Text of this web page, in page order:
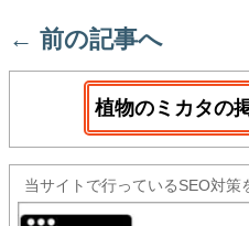
← 前の記事へ
植物のミカタの
当サイトで行っているSEO対策